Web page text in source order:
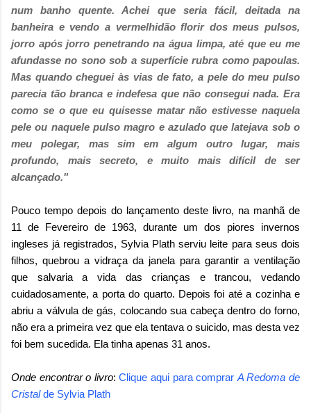
num banho quente. Achei que seria fácil, deitada na
banheira e vendo a vermelhidão florir dos meus pulsos,
jorro após jorro penetrando na água limpa, até que eu me
afundasse no sono sob a superfície rubra como papoulas.
Mas quando cheguei às vias de fato, a pele do meu pulso
parecia tão branca e indefesa que não consegui nada. Era
como se o que eu quisesse matar não estivesse naquela
pele ou naquele pulso magro e azulado que latejava sob o
meu polegar, mas sim em algum outro lugar, mais
profundo, mais secreto, e muito mais difícil de ser
alcançado."
Pouco tempo depois do lançamento deste livro, na manhã de
11 de Fevereiro de 1963, durante um dos piores invernos
ingleses já registrados, Sylvia Plath serviu leite para seus dois
filhos, quebrou a vidraça da janela para garantir a ventilação
que salvaria a vida das crianças e trancou, vedando
cuidadosamente, a porta do quarto. Depois foi até a cozinha e
abriu a válvula de gás, colocando sua cabeça dentro do forno,
não era a primeira vez que ela tentava o suicido, mas desta vez
foi bem sucedida. Ela tinha apenas 31 anos.
Onde encontrar o livro:Clique aqui para comprar A Redoma de
Cristalde Sylvia Plath